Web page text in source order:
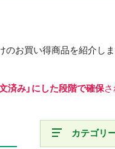
お買い得商品を紹介しま
文済み」にした段階で確保さ
カテゴリ